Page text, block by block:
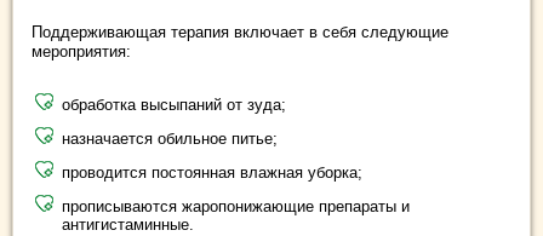
Поддерживающая терапия включает в себя следующие
мероприятия:
обработка высыпаний от зуда;
назначается обильное питье;
проводится постоянная влажная уборка;
прописываются жаропонижающие препараты и
антигистаминные.